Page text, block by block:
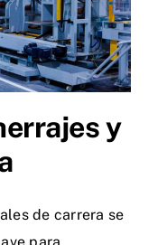
y
de carrera se